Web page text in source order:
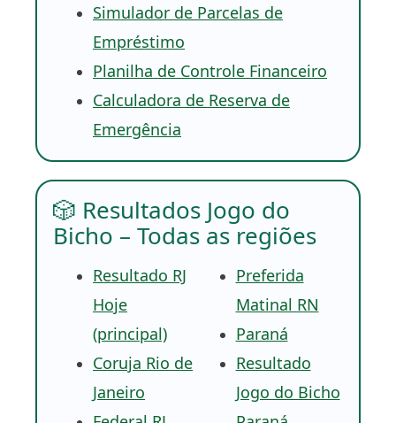
Simulador de Parcelas de
Empréstimo
Planilha de Controle Financeiro
Calculadora de Reserva de
Emergência
🎲 Resultados Jogo do
Bicho – Todas as regiões
Resultado RJ
Hoje
(principal)
Coruja Rio de
Janeiro
Preferida
Matinal RN
Paraná
Resultado
Jogo do Bicho